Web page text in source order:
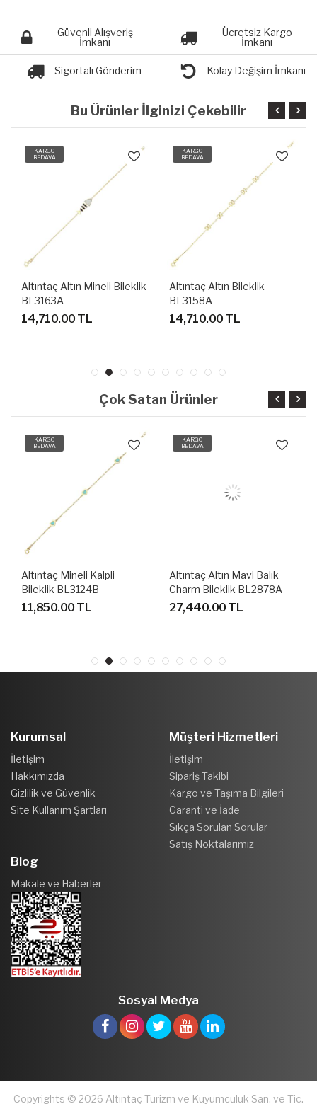
Güvenli Alışveriş
İmkanı
Ücretsiz Kargo
İmkanı
Sigortalı Gönderim Kolay Değişim İmkanı
Bu Ürünler İlginizi Çekebilir
KARGO
BEDAVA
Altıntaç Altın Mineli Bileklik
BL3163A
14,710.00 TL
KARGO
BEDAVA
Altıntaç Altın Bileklik
BL3158A
14,710.00 TL
Çok Satan Ürünler
KARGO
BEDAVA
Altıntaç Mineli Kalpli
Bileklik BL3124B
11,850.00 TL
KARGO
BEDAVA
Altıntaç Altın Mavi Balık
Charm Bileklik BL2878A
27,440.00 TL
Kurumsal
İletişim
Hakkımızda
Gizlilik ve Güvenlik
Site Kullanım Şartları
Müşteri Hizmetleri
İletişim
Sipariş Takibi
Kargo ve Taşıma Bilgileri
Garanti ve İade
Sıkça Sorulan Sorular
Satış Noktalarımız
Blog
Makale ve Haberler
Sosyal Medya
Copyrights © 2026 Altıntaç Turizm ve Kuyumculuk San. ve Tic.